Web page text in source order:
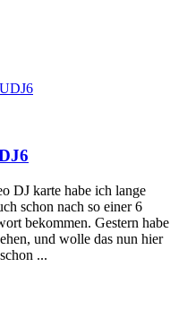
DJ karte habe ich lange
schon nach so einer 6
bekommen. Gestern habe
und wolle das nun hier
...